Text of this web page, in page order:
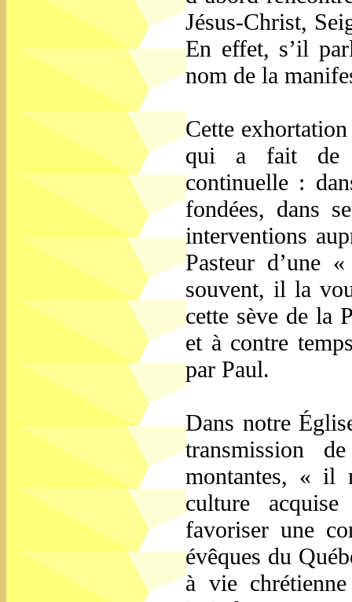
Jésus-Christ,
En effet, s’il
nom de la
Cette
qui a fait de
continuelle :
fondées, dans
interventions
Pasteur d’une
souvent, il la
cette sève de la
et à contre
par Paul.
Dans notre
transmission
montantes, « il
culture
favoriser une
évêques du
à vie